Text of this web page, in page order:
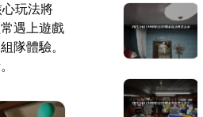
玩法將
遇上遊戲
隊體驗。